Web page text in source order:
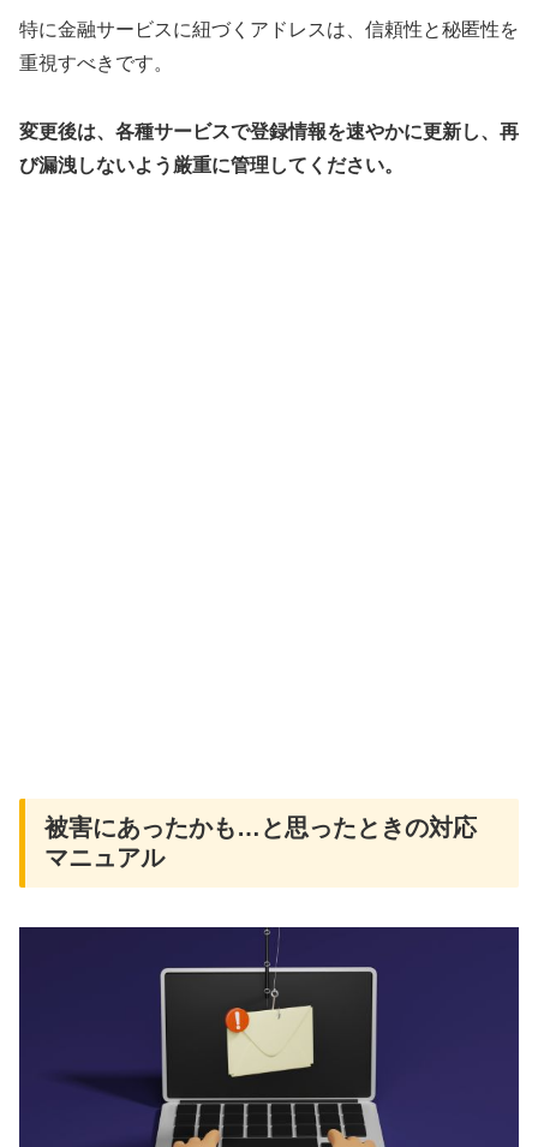
特に金融サービスに紐づくアドレスは、信頼性と秘匿性を
重視すべきです。
変更後は、各種サービスで登録情報を速やかに更新し、再
び漏洩しないよう厳重に管理してください。
被害にあったかも…と思ったときの対応
マニュアル